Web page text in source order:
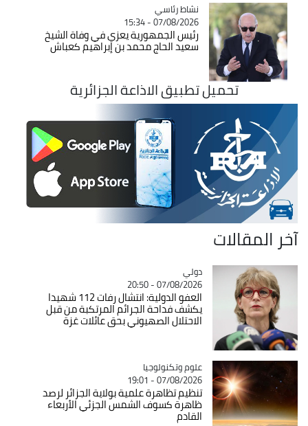
Catégorie
نشاط رئاسي
07/08/2026 - 15:34
رئيس الجمهورية يعزي في وفاة الشيخ
سعيد الحاج محمد بن إبراهيم كعباش
تحميل تطبيق الاذاعة الجزائرية
آخر المقالات
Catégorie
دولي
07/08/2026 - 20:50
العفو الدولية: انتشال رفات 112 شهيدا
يكشف فداحة الجرائم المرتكبة من قبل
الاحتلال الصهيوني بحق عائلات غزة
Catégorie
علوم وتكنولوجيا
07/08/2026 - 19:01
تنظيم تظاهرة علمية بولاية الجزائر لرصد
ظاهرة كسوف الشمس الجزئي الأربعاء
القادم